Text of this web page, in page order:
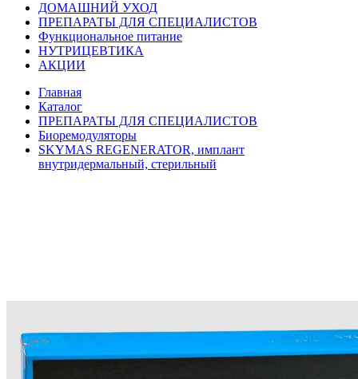
ДОМАШНИЙ УХОД
ПРЕПАРАТЫ ДЛЯ СПЕЦИАЛИСТОВ
Функциональное питание
НУТРИЦЕВТИКА
АКЦИИ
Главная
Каталог
ПРЕПАРАТЫ ДЛЯ СПЕЦИАЛИСТОВ
Биоремодуляторы
SKYMAS REGENERATOR, имплант
внутридермальный, стерильный